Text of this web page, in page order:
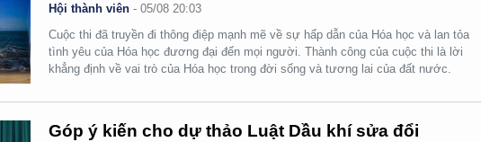
Hội thành viên -05/08 20:03
Cuộc thi đã truyền đi thông điệp mạnh mẽ về sự hấp dẫn của Hóa học và lan tỏa
tình yêu của Hóa học đương đại đến mọi người. Thành công của cuộc thi là lời
khẳng định về vai trò của Hóa học trong đời sống và tương lai của đất nước.
Góp ý kiến cho dự thảo Luật Dầu khí sửa đổi